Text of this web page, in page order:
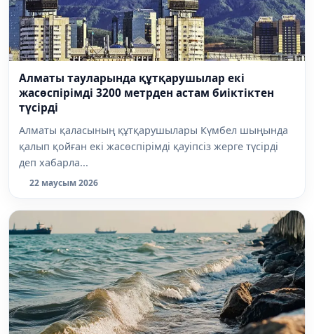
Алматы тауларында құтқарушылар екі
жасөспірімді 3200 метрден астам биіктіктен
түсірді
Алматы қаласының құтқарушылары Күмбел шыңында
қалып қойған екі жасөспірімді қауіпсіз жерге түсірді
деп хабарла...
22 маусым 2026